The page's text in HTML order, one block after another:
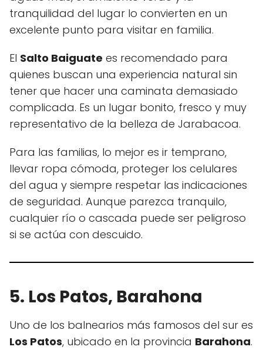
tranquilidad del lugar lo convierten en un
excelente punto para visitar en familia.
El Salto Baiguate es recomendado para
quienes buscan una experiencia natural sin
tener que hacer una caminata demasiado
complicada. Es un lugar bonito, fresco y muy
representativo de la belleza de Jarabacoa.
Para las familias, lo mejor es ir temprano,
llevar ropa cómoda, proteger los celulares
del agua y siempre respetar las indicaciones
de seguridad. Aunque parezca tranquilo,
cualquier río o cascada puede ser peligroso
si se actúa con descuido.
5. Los Patos, Barahona
Uno de los balnearios más famosos del sur es
Los Patos, ubicado en la provincia Barahona.